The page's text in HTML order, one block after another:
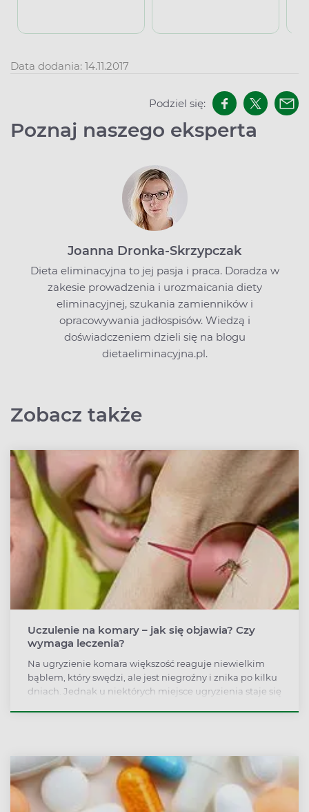
Data dodania: 14.11.2017
Podziel się:
Poznaj naszego eksperta
Joanna Dronka-Skrzypczak
Dieta eliminacyjna to jej pasja i praca. Doradza w
zakesie prowadzenia i urozmaicania diety
eliminacyjnej, szukania zamienników i
opracowywania jadłospisów. Wiedzą i
doświadczeniem dzieli się na blogu
dietaeliminacyjna.pl.
Zobacz także
Uczulenie na komary – jak się objawia? Czy
wymaga leczenia?
Na ugryzienie komara większość reaguje niewielkim
bąblem, który swędzi, ale jest niegroźny i znika po kilku
dniach. Jednak u niektórych miejsce ugryzienia staje się
równie niebezpieczne, jak alergia na ugryzienie osy,
szerszenia lub pszczoły?